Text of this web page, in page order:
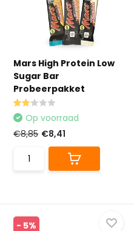
Mars High Protein Low
Sugar Bar
Probeerpakket
Op voorraad
€8,85 €8,41
- 5%